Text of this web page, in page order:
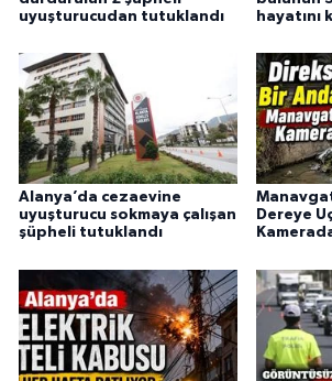
uyuşturucudan tutuklandı
Alanya’da cezaevine
uyuşturucu sokmaya çalışan
şüpheli tutuklandı
Dereye